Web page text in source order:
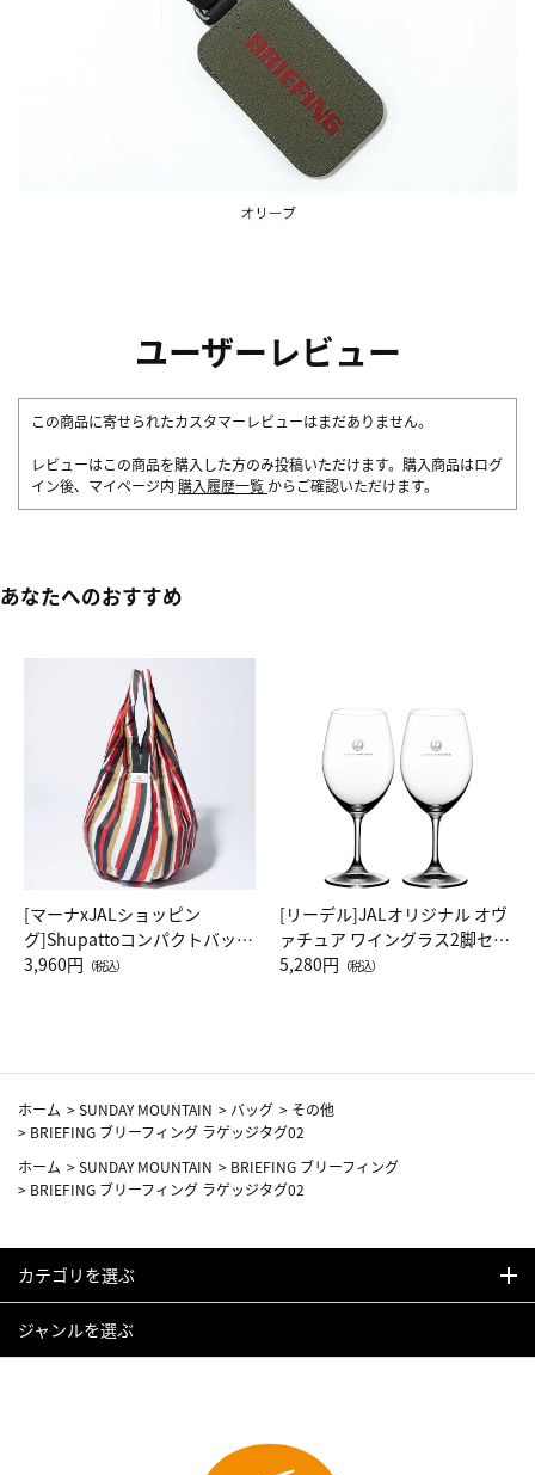
ユーザーレビュー
この商品に寄せられたカスタマーレビューはまだありません。
レビューはこの商品を購入した方のみ投稿いただけます。購入商品はログ
イン後、マイページ内 購入履歴一覧 からご確認いただけます。
あなたへのおすすめ
[マーナxJALショッピン
グ]Shupattoコンパクトバッグ
Drop JAL客室乗務員（LC）ス
3,960円 （税込）
[リーデル]JALオリジナル オヴ
ァチュア ワイングラス2脚セッ
ト（レッドワイン）
5,280円 （税込）
ホーム >SUNDAY MOUNTAIN > バッグ > その他
> BRIEFING ブリーフィング ラゲッジタグ02
ホーム >SUNDAY MOUNTAIN > BRIEFING ブリーフィング
> BRIEFING ブリーフィング ラゲッジタグ02
カテゴリを選ぶ
ジャンルを選ぶ